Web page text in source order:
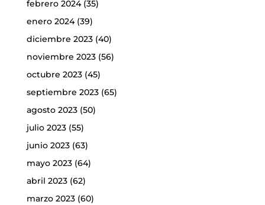
febrero 2024(35)
enero 2024(39)
diciembre 2023(40)
noviembre 2023(56)
octubre 2023(45)
septiembre 2023(65)
agosto 2023(50)
julio 2023(55)
junio 2023(63)
mayo 2023(64)
abril 2023(62)
marzo 2023(60)